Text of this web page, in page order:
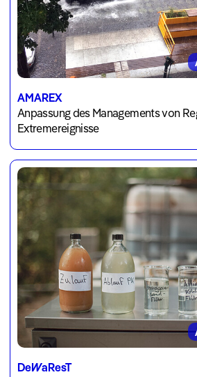
AMAREX
Anpassung des Managements von
Extremereignisse
DeWaResT